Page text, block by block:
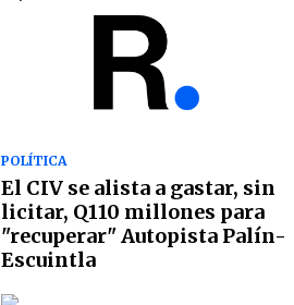
POLÍTICA
El CIV se alista a gastar, sin
licitar, Q110 millones para
"recuperar" Autopista Palín-
Escuintla